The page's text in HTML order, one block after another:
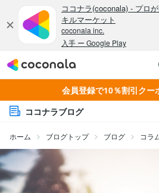
会員登録で10％割引クー
ココナラブログ
ホーム ブログトップ ブログ コラ